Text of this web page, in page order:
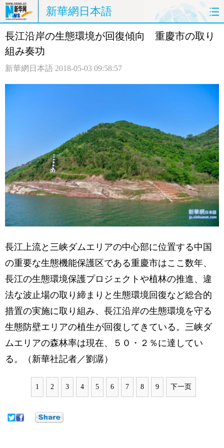
新華網日本語
ホームページ 政治 経済
長江沿岸の生態環境が回復傾向 重慶市の取り
組み奏功
新華網日本語 2018-05-03 09:58:57
長江上流と三峡ダムエリアの中心部に位置する中国
の重要な生態機能保護区である重慶市はここ数年、
長江の生態環境保護プロジェクトや植林の推進、違
法な波止場の取り締まりと生態環境回復など総合的
措置の実施に取り組み、長江沿岸の生態環境を守る
生態防壁エリアの植生が回復してきている。三峡ダ
ムエリアの森林率は現在、５０・２％に達してい
る。（新華社記者／劉潺）
1 2 3 4 5 6 7 8 9 下一页